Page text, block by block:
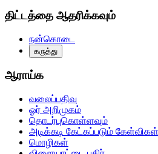
திட்டத்தை ஆதரிக்கவும்
நன்கொடை
கருத்து
ஆராய்க
வலைப்பதிவு
ஓர் அறிமுகம்
தொடர்புகொள்ளவும்
அடிக்கடி கேட்கப்படும் கேள்விகள்
மொழிகள்